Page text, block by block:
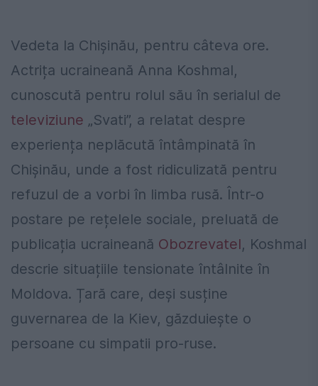
Vedeta la Chișinău, pentru câteva ore.
Actrița ucraineană Anna Koshmal,
cunoscută pentru rolul său în serialul de
televiziune „Svati”, a relatat despre
experiența neplăcută întâmpinată în
Chișinău, unde a fost ridiculizată pentru
refuzul de a vorbi în limba rusă. Într-o
postare pe rețelele sociale, preluată de
publicația ucraineană Obozrevatel, Koshmal
descrie situațiile tensionate întâlnite în
Moldova. Țară care, deși susține
guvernarea de la Kiev, găzduiește o
persoane cu simpatii pro-ruse.